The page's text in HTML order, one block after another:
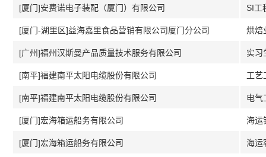
[厦门]安费诺电子装配（厦门）有限公司 SI工
[厦门-湖里区]益海嘉里食品营销有限公司厦门分公司 烘焙
[广州]福州汉斯曼产品质量技术服务有限公司 实习
[南平]福建南平太阳电缆股份有限公司 工艺
[南平]福建南平太阳电缆股份有限公司 电气
[厦门]宏海箱运船务有限公司 海运
[厦门]宏海箱运船务有限公司 海运